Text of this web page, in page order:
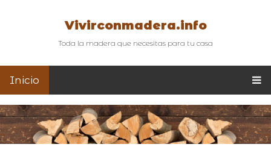
Vivirconmadera.info
Toda la madera que necesitas para tu casa
Inicio